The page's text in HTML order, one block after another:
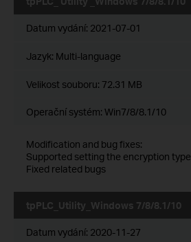
Datum vydání: 2021-07-01
Jazyk: Multi-language
Velikost souboru: 72.31 MB
Operační systém: Win7/8/8.1/10
Modification and bug fixes:
Supported setting the encryption type
Fixed related bugs
tpPLC_Utility_Windows 7/8/8.1/10
Datum vydání: 2020-11-27